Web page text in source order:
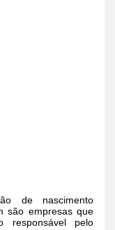
de nascimento
são empresas que
responsável pelo